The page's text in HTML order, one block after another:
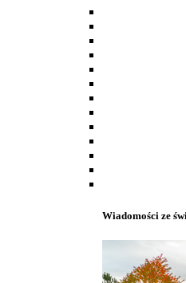
Wiadomości ze